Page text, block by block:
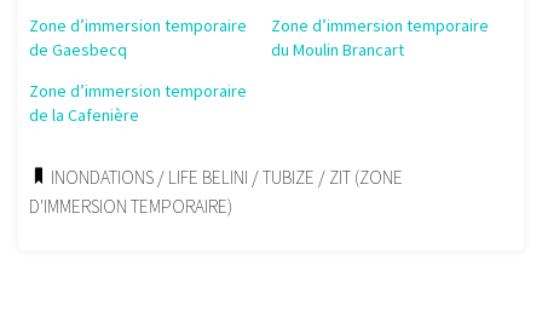
Zone d’immersion temporaire
de Gaesbecq
Zone d’immersion temporaire
du Moulin Brancart
Zone d’immersion temporaire
de la Cafenière
INONDATIONS/ LIFE BELINI /TUBIZE / ZIT (ZONE
D'IMMERSION TEMPORAIRE)